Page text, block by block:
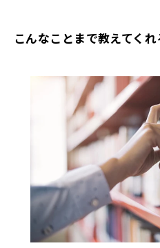
こんなことまで教えてく